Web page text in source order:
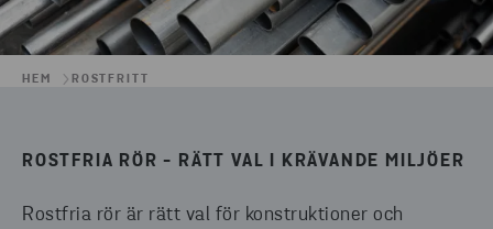
HEM ROSTFRITT
ROSTFRIA RÖR - RÄTT VAL I KRÄVANDE MILJÖER
Rostfria rör är rätt val för konstruktioner och